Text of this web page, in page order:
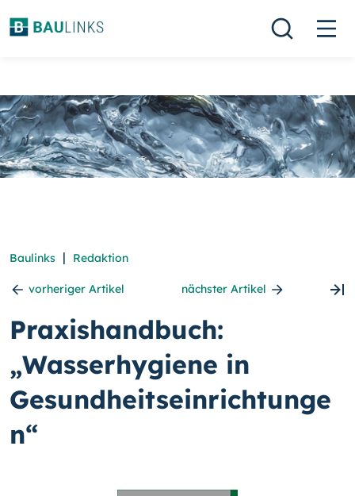
Baulinks | Redaktion
vorheriger Artikel nächster Artikel
Praxishandbuch:
„Wasserhygiene in
Gesundheitseinrichtunge
n“